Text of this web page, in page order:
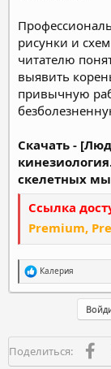
рисунки и
читателю
выявить
привычную
Скачать -
скелетных
Ссылка
Premium,
Р
е
а
и
:
Калерия
Поделиться: